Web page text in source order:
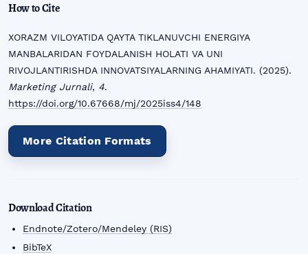
How to Cite
XORAZM VILOYATIDA QAYTA TIKLANUVCHI ENERGIYA
MANBALARIDAN FOYDALANISH HOLATI VA UNI
RIVOJLANTIRISHDA INNOVATSIYALARNING AHAMIYATI. (2025).
Marketing Jurnali, 4.
https://doi.org/10.67668/mj/2025iss4/148
More Citation Formats
Download Citation
Endnote/Zotero/Mendeley (RIS)
BibTeX